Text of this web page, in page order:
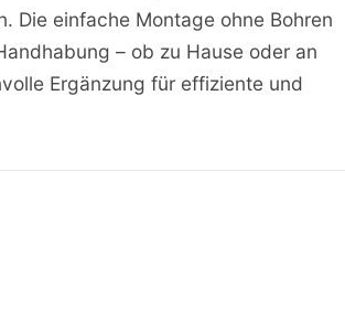
Die einfache Montage ohne Bohren
– ob zu Hause oder an
Ergänzung für effiziente und